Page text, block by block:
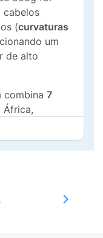
cabelos
(curvaturas
um
de alto
combina 7
África,
altamente
uma
capilar,
a